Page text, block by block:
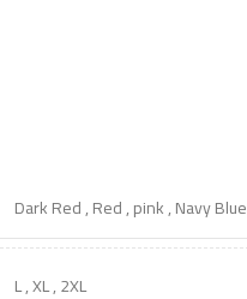
Dark Red,Red,pink,Navy Blue
L,XL,2XL